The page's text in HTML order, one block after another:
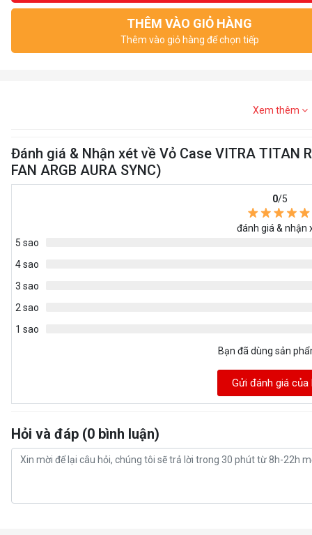
THÊM VÀO GIỎ HÀNG
Thêm vào giỏ hàng để chọn tiếp
Xem thêm
Đánh giá & Nhận xét về Vỏ Case VITRA TITAN
FAN ARGB AURA SYNC)
0/5
đánh giá & nhận
5 sao
4 sao
3 sao
2 sao
1 sao
Bạn đã dùng sản
Gửi đánh giá của
Hỏi và đáp (0 bình luận)